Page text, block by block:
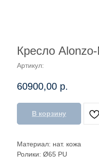
Кресло
Артикул:
60900,00 р.
В корзину
Материал: нат. кожа
Ролики: Ø65 PU